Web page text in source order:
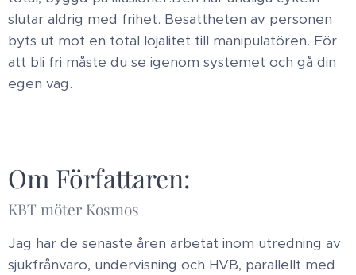
slutar aldrig med frihet. Besattheten av personen
byts ut mot en total lojalitet till manipulatören. För
att bli fri måste du se igenom systemet och gå din
egen väg.
Om Författaren:
KBT möter Kosmos
Jag har de senaste åren arbetat inom utredning av
sjukfrånvaro, undervisning och HVB, parallellt med